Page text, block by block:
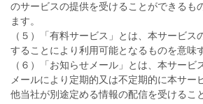
のサービスの提供を受けることができるも
ます。
（５）「有料サービス」とは、本サービス
することにより利用可能となるものを意味
（６）「お知らせメール」とは、本サービ
メールにより定期的又は不定期的に本サー
他当社が別途定める情報の配信を受けるこ